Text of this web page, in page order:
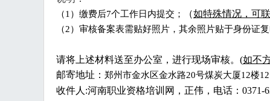
（1）缴费后7个工作日内提交； （如特殊情况，可
（2）审核备案表需贴好照片，其余照片贴于身份证复
请将上述材料送至办公室，进行现场审核。 (如不
邮寄地址： 郑州市金水区金水路20号煤炭大厦12楼
收件人 :河南职业资格培训网，正伟，电话：0371-